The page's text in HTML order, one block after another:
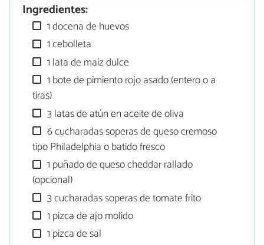
Ingredientes:
1 docena de huevos
1 cebolleta
1 lata de maíz dulce
1 bote de pimiento rojo asado (entero o a
tiras)
3 latas de atún en aceite de oliva
6 cucharadas soperas de queso cremoso
tipo Philadelphia o batido fresco
1 puñado de queso cheddar rallado
(opcional)
3 cucharadas soperas de tomate frito
1 pizca de ajo molido
1 pizca de sal